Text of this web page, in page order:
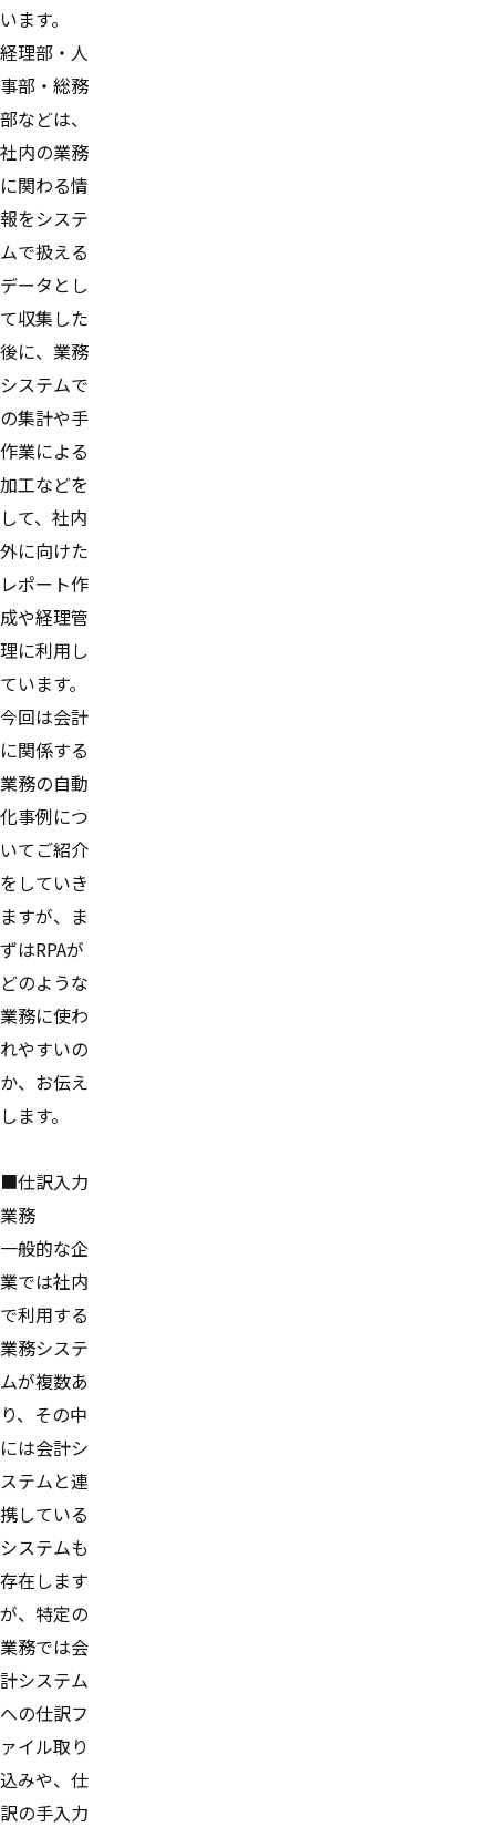
います。
経理部・人
事部・総務
部などは、
社内の業務
に関わる情
報をシステ
ムで扱える
データとし
て収集した
後に、業務
システムで
の集計や手
作業による
加工などを
して、社内
外に向けた
レポート作
成や経理管
理に利用し
ています。
今回は会計
に関係する
業務の自動
化事例につ
いてご紹介
をしていき
ますが、ま
ずはRPAが
どのような
業務に使わ
れやすいの
か、お伝え
します。
■仕訳入力
業務
一般的な企
業では社内
で利用する
業務システ
ムが複数あ
り、その中
には会計シ
ステムと連
携している
システムも
存在します
が、特定の
業務では会
計システム
への仕訳フ
ァイル取り
込みや、仕
訳の手入力